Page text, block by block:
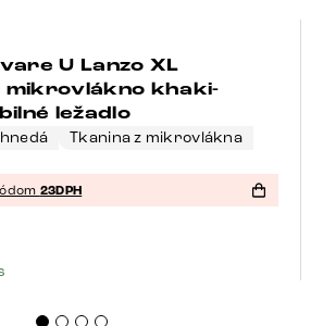
U Lanzo XL
mikrovlákno khaki-
ležadlo
Tkanina z mikrovlákna
23DPH